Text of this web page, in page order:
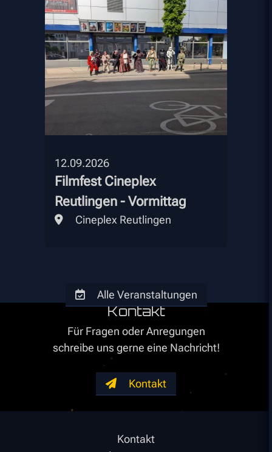
12.09.2026
Filmfest Cineplex
Reutlingen - Vormittag
Cineplex Reutlingen
Alle Veranstaltungen
Kontakt
Für Fragen oder Anregungen
schreibe uns gerne eine Nachricht!
Kontakt
Kontakt